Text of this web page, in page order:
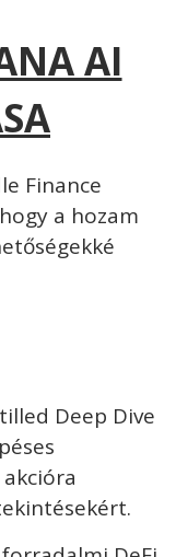
AI
Finance
a hozam
Deep Dive